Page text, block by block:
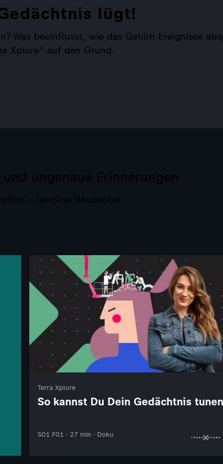
lügt!
Was beeinflusst, wie das Gehirn Ereignisse
Xplore" auf den Grund.
und ungenaue Erinnerungen
- Jasmina Neudecker
Terra Xplore
So kannst Du Dein Gedächtnis
S01 F01 · 27 min · Doku